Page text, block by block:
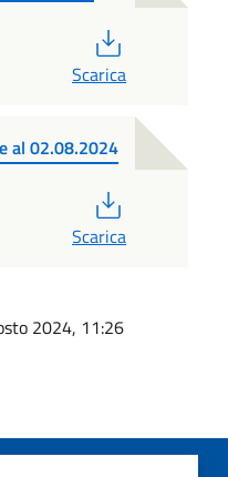
Scarica
al 02.08.2024
Scarica
2024, 11:26